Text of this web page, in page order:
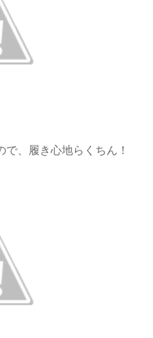
、履き心地らくちん！